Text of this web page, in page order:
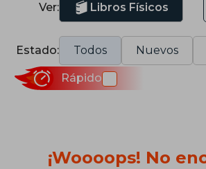
Ver: Libros Físicos
Estado: Todos Nuevos
Rápido
¡Woooops! No